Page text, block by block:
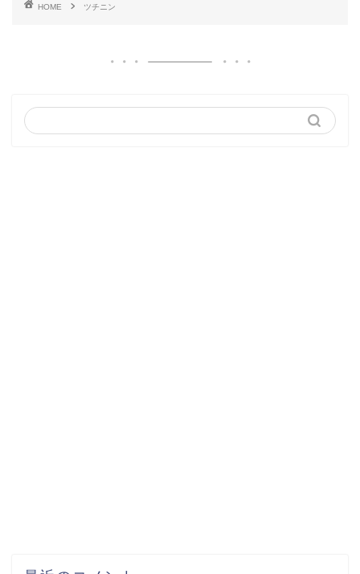
HOME ツチニン